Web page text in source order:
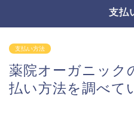
支払
支払い方法
薬院オーガニック
払い方法を調べて